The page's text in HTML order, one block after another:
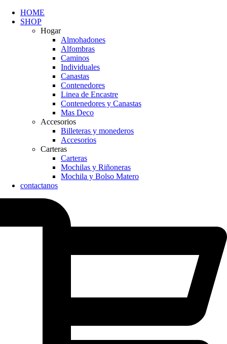
HOME
SHOP
Hogar
Almohadones
Alfombras
Caminos
Individuales
Canastas
Contenedores
Linea de Encastre
Contenedores y Canastas
Mas Deco
Accesorios
Billeteras y monederos
Accesorios
Carteras
Carteras
Mochilas y Riñoneras
Mochila y Bolso Matero
contactanos